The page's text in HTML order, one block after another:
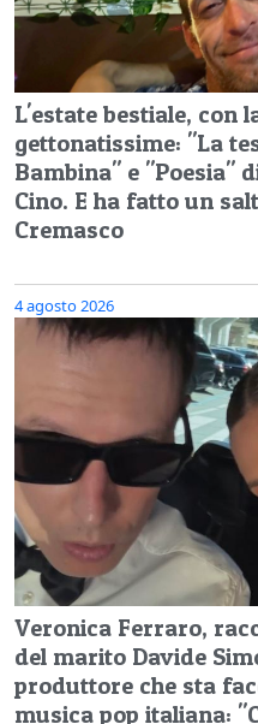
L'estate bestiale, con
gettonatissime: "La
Bambina" e "Poesia"
Cino. E ha fatto un
Cremasco
4 agosto 2026
Veronica Ferraro,
del marito Davide
produttore che sta
musica pop italiana: